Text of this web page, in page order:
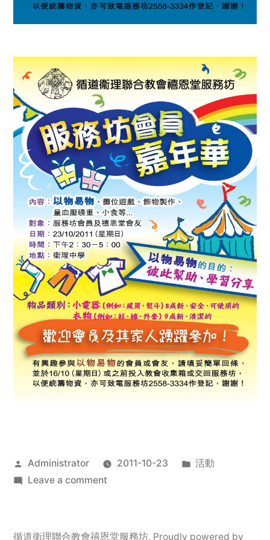
Posted
by
Administrator 2011-10-23
Posted
活動
Leave a commenton
服
循道衛理聯合教會禧恩堂服務坊, Proudly powered by